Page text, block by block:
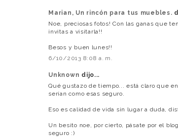
Marian, Un rincón para tus muebles.
Noe, preciosas fotos! Con las ganas que
invitas a visitarla!!
Besos y buen lunes!!
6/10/2013 8:08 a. m.
Unknown dijo...
Qué gustazo de tiempo... está claro que
serían como esas seguro.
Eso es calidad de vida sin lugar a duda,
Un besito noe, por cierto, pásate por el
seguro :)